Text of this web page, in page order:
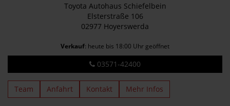
Toyota Autohaus Schiefelbein
Elsterstraße 106
02977 Hoyerswerda
Verkauf: heute bis 18:00 Uhr geöffnet
03571-42400
Team Anfahrt Kontakt Mehr Infos